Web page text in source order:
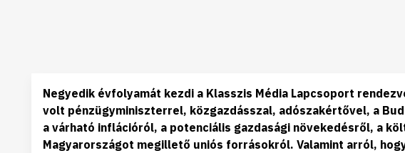
Negyedik évfolyamát kezdi a Klasszis Média Lapcsoport
volt pénzügyminiszterrel, közgazdásszal, adószakértővel, a
a várható inflációról, a potenciális gazdasági növekedésről, a
Magyarországot megillető uniós forrásokról. Valamint arról,